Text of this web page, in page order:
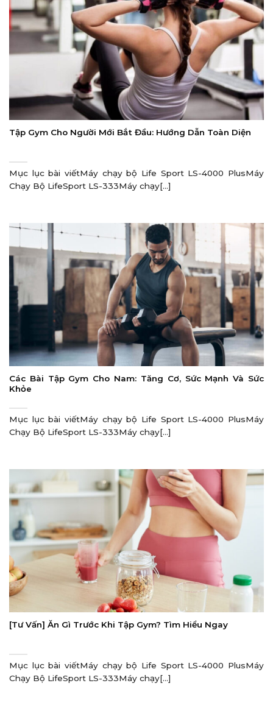
Tập Gym Cho Người Mới Bắt Đầu: Hướng Dẫn Toàn Diện
Mục lục bài viếtMáy chạy bộ Life Sport LS-4000 PlusMáy
Chạy Bộ LifeSport LS-333Máy chạy[...]
Các Bài Tập Gym Cho Nam: Tăng Cơ, Sức Mạnh Và Sức
Khỏe
Mục lục bài viếtMáy chạy bộ Life Sport LS-4000 PlusMáy
Chạy Bộ LifeSport LS-333Máy chạy[...]
[Tư Vấn] Ăn Gì Trước Khi Tập Gym? Tìm Hiểu Ngay
Mục lục bài viếtMáy chạy bộ Life Sport LS-4000 PlusMáy
Chạy Bộ LifeSport LS-333Máy chạy[...]